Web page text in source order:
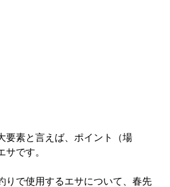
要素と言えば、ポイント（場
サです。
りで使用するエサについて、春先